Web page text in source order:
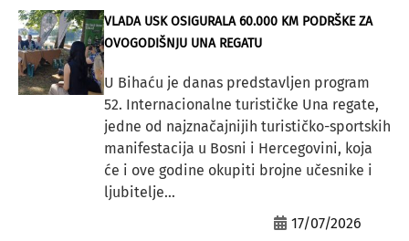
VLADA USK OSIGURALA 60.000 KM PODRŠKE ZA
OVOGODIŠNJU UNA REGATU
U Bihaću je danas predstavljen program
52. Internacionalne turističke Una regate,
jedne od najznačajnijih turističko-sportskih
manifestacija u Bosni i Hercegovini, koja
će i ove godine okupiti brojne učesnike i
ljubitelje...
17/07/2026